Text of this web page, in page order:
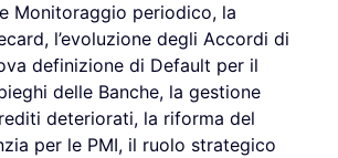
Monitoraggio periodico, la
l’evoluzione degli Accordi di
definizione di Default per il
delle Banche, la gestione
deteriorati, la riforma del
per le PMI, il ruolo strategico